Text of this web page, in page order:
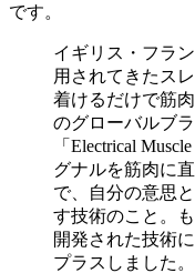
です。
イギリス・フラ
用されてきたス
着けるだけで筋
のグローバルブ
「Electrical
グナルを筋肉に
で、自分の意思
す技術のこと。
開発された技術
プラスしました